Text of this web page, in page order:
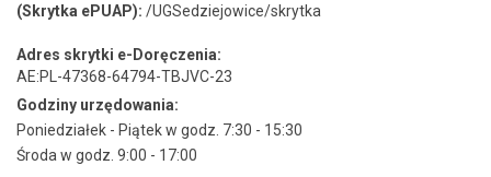
(Skrytka ePUAP): /UGSedziejowice/skrytka
Adres skrytki e-Doręczenia:
AE:PL-47368-64794-TBJVC-23
Godziny urzędowania:
Poniedziałek - Piątek w godz. 7:30 - 15:30
Środa w godz. 9:00 - 17:00